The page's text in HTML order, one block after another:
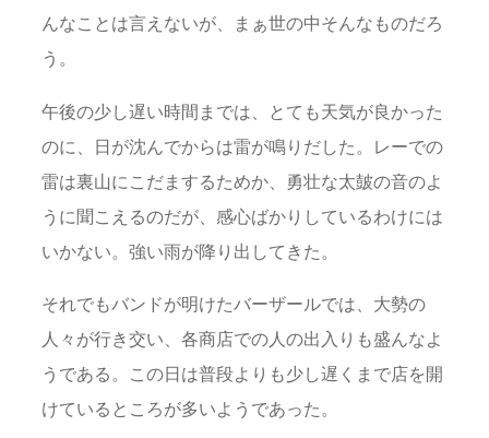
んなことは言えないが、まぁ世の中そんなものだろ
う。
午後の少し遅い時間までは、とても天気が良かった
のに、日が沈んでからは雷が鳴りだした。レーでの
雷は裏山にこだまするためか、勇壮な太皷の音のよ
うに聞こえるのだが、感心ばかりしているわけには
いかない。強い雨が降り出してきた。
それでもバンドが明けたバーザールでは、大勢の
人々が行き交い、各商店での人の出入りも盛んなよ
うである。この日は普段よりも少し遅くまで店を開
けているところが多いようであった。